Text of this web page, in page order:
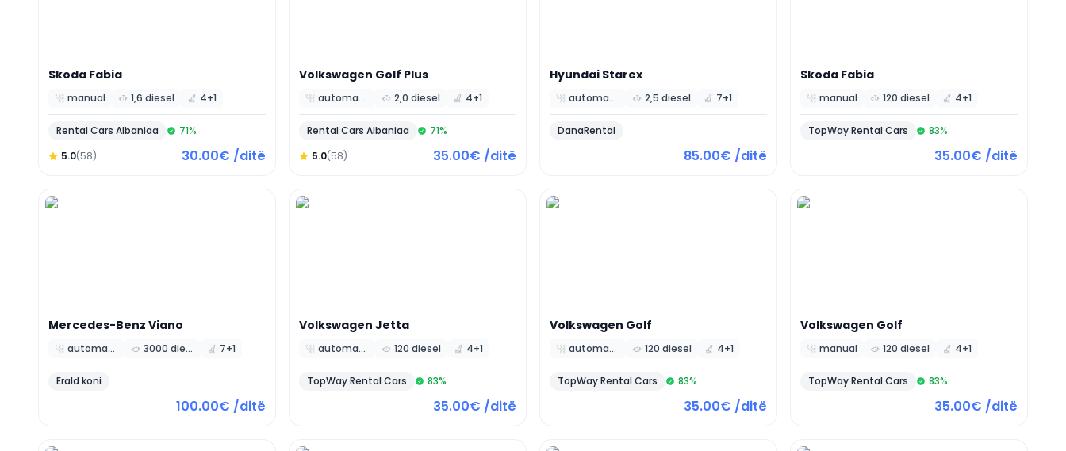
Skoda Fabia
manual 1,6 diesel 4+1
Rental Cars Albaniaa 71%
5.0(58) 30.00€ /ditë
Volkswagen Golf Plus
automatic 2,0 diesel 4+1
Rental Cars Albaniaa 71%
5.0(58) 35.00€ /ditë
Hyundai Starex
automatic 2,5 diesel 7+1
DanaRental
85.00€ /ditë
Skoda Fabia
manual 120 diesel 4+1
TopWay Rental Cars 83%
35.00€ /ditë
Mercedes-Benz Viano
automatic 3000 diesel 7+1
Erald koni
100.00€ /ditë
Volkswagen Jetta
automatic 120 diesel 4+1
TopWay Rental Cars 83%
35.00€ /ditë
Volkswagen Golf
automatic 120 diesel 4+1
TopWay Rental Cars 83%
35.00€ /ditë
Volkswagen Golf
manual 120 diesel 4+1
TopWay Rental Cars 83%
35.00€ /ditë